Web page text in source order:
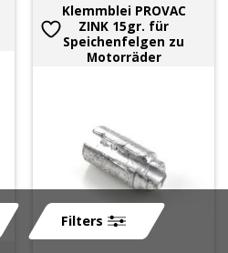
Filters
Klemmblei PROVAC
ZINK 15gr. für
Speichenfelgen zu
Motorräder